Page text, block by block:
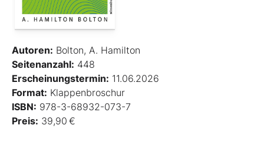
Autoren: Bolton, A. Hamilton
Seitenanzahl: 448
Erscheinungstermin: 11.06.2026
Format: Klappenbroschur
ISBN: 978-3-68932-073-7
Preis: 39,90 €